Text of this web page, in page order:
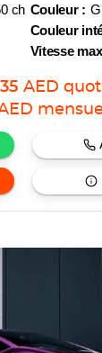
ch Couleur :
Couleur
Vitesse
AED